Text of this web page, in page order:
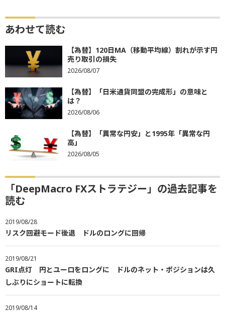
あわせて読む
【為替】120日MA（移動平均線）割れが示す円
売り取引の損失
2026/08/07
【為替】「日米通貨同盟の完成形」の意味と
は？
2026/08/06
【為替】「異常な円安」と1995年「異常な円
高」
2026/08/05
「DeepMacro FXストラテジー」の過去記事を
読む
2019/08/28
リスク回避モード後退 ドルのロングに回帰
2019/08/21
GRI点灯 円とユーロをロングに ドルのネット・ポジションは久
しぶりにショートに転換
2019/08/14